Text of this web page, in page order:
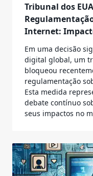
Tribunal dos
Internet:
Em uma decisão
digital global, um
bloqueou
regulamentação
Esta medida
debate contínuo
seus impactos no